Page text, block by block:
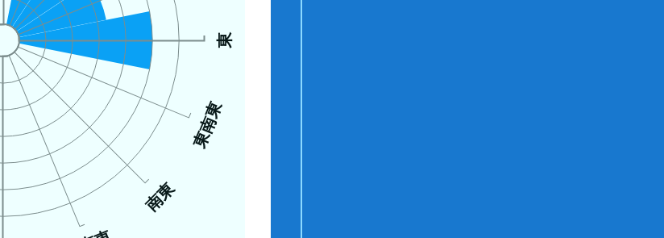
東
東南東
南東